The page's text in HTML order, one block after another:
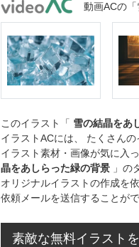
動画ACの
このイラスト「 雪の結晶をあ
イラストACには、 たくさん
イラスト素材・画像が気に入っ
晶をあしらった緑の背景 」の
オリジナルイラストの作成を
依頼メールを送信することが
素敵な無料イラスト